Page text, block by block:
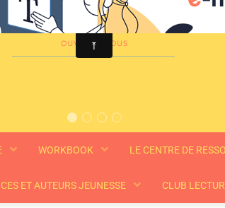
WORKBOOK LE CENTRE DE
ET AUTEURS JEUNESSE CLUB